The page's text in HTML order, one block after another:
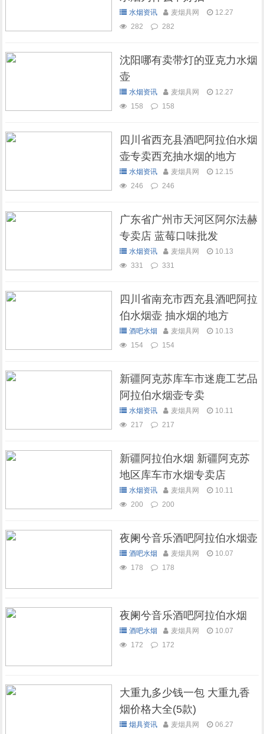
水烟资讯 麦烟具网
12.27
282
282
沈阳哪有卖带灯的亚克力水烟
壶
水烟资讯 麦烟具网
12.27
158
158
四川省西充县酒吧阿拉伯水烟
壶专卖西充抽水烟的地方
水烟资讯 麦烟具网
12.15
246
246
广东省广州市天河区阿尔法赫
专卖店 蓝莓口味批发
水烟资讯 麦烟具网
10.13
331
331
四川省南充市西充县酒吧阿拉
伯水烟壶 抽水烟的地方
酒吧水烟 麦烟具网
10.13
154
154
新疆阿克苏库车市迷鹿工艺品
阿拉伯水烟壶专卖
水烟资讯 麦烟具网
10.11
217
217
新疆阿拉伯水烟 新疆阿克苏
地区库车市水烟专卖店
水烟资讯 麦烟具网
10.11
200
200
夜阑兮音乐酒吧阿拉伯水烟壶
酒吧水烟 麦烟具网
10.07
178
178
夜阑兮音乐酒吧阿拉伯水烟
酒吧水烟 麦烟具网
10.07
172
172
大重九多少钱一包 大重九香
烟价格大全(5款)
烟具资讯 麦烟具网
06.27